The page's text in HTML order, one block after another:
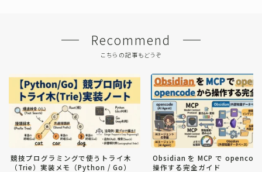
Recommend
こちらの記事もどうぞ
競技プログラミングで使うトライ木
（Trie）実装メモ（Python / Go）
Obsidian を MCP で
操作する完全ガイド